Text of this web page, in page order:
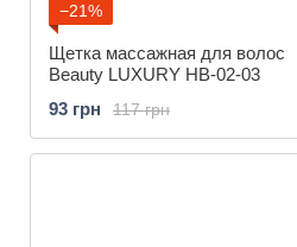
−21%
Щетка массажная для волос
Beauty LUXURY HB-02-03
117 грн
93 грн